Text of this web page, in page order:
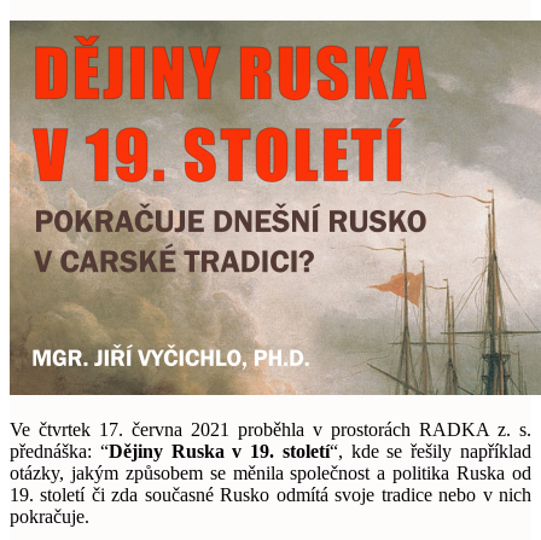
Ve čtvrtek 17. června 2021 proběhla v prostorách RADKA z. s.
přednáška: “Dějiny Ruska v 19. století“, kde se řešily například
otázky, jakým způsobem se měnila společnost a politika Ruska od
19. století či zda současné Rusko odmítá svoje tradice nebo v nich
pokračuje.